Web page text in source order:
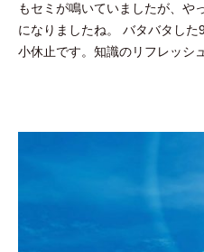
田
豪
もセミが鳴いていましたが、や
になりましたね。 バタバタし
小休止です。知識のリフレッシ